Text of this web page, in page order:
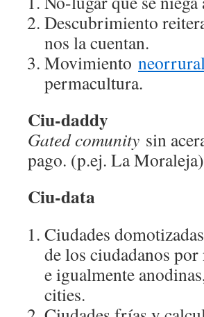
Descubrimiento
nos la cuentan.
Movimiento
permacultura.
Ciu-daddy
Gated comunity sin
pago. (p.ej. La Moraleja)
Ciu-data
Ciudades
de los ciudadanos
e igualmente
cities.